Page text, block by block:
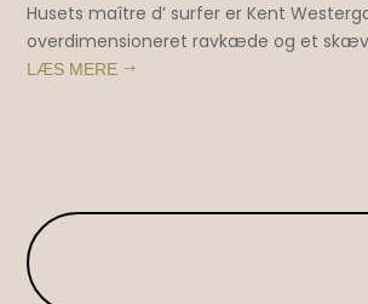
Husets maître d’ surfer er Kent
overdimensioneret ravkæde og et
LÆS MERE $